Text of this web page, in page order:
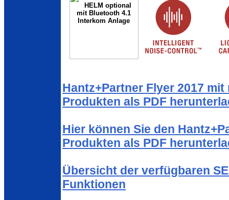
Hantz+Partner Flyer 2017
Produkten als PDF
Hier können Sie den
Produkten als PDF
Übersicht der verfügbaren
Funktionen